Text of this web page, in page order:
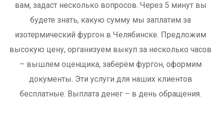
вам, задаст несколько вопросов. Через 5 минут вы
будете знать, какую сумму мы заплатим за
изотермический фургон в Челябинске. Предложим
высокую цену, организуем выкуп за несколько часов
– вышлем оценщика, заберём фургон, оформим
документы. Эти услуги для наших клиентов
бесплатные. Выплата денег – в день обращения.